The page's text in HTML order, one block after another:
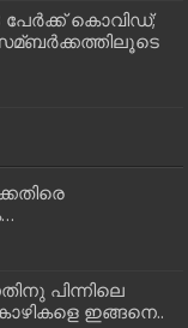
പേര്‍ക്ക് കൊവിഡ്;
സമ്ബര്‍ക്കത്തിലൂടെ
പിന്നിലെ
ഇങ്ങനെ..